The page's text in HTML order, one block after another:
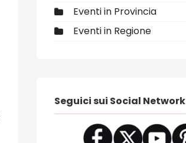
Eventi in Provincia
Eventi in Regione
Seguici sui Social Network